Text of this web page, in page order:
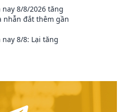
nay 8/8/2026 tăng
nhẫn đắt thêm gần
nay 8/8: Lại tăng